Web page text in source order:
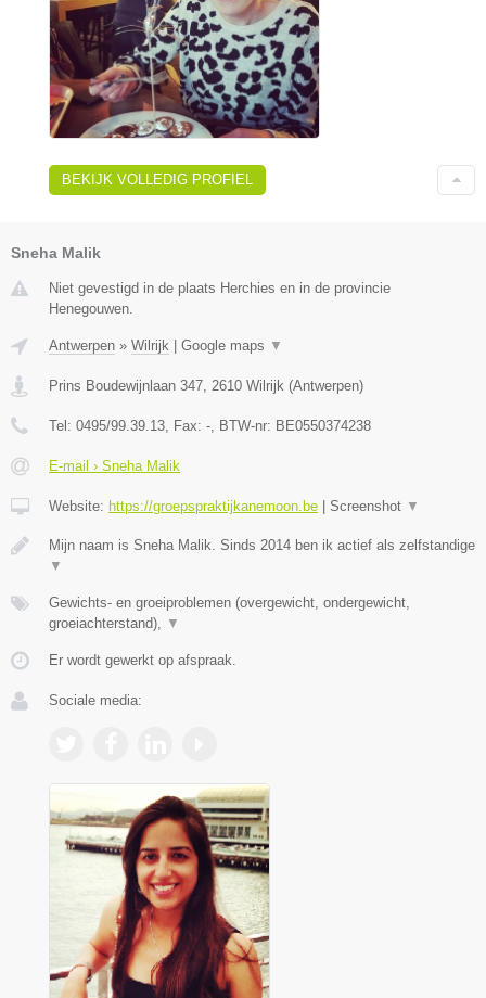
BEKIJK VOLLEDIG PROFIEL
Sneha Malik
Niet gevestigd in de plaats Herchies en in de provincie
Henegouwen.
Antwerpen » Wilrijk Google maps ▼
Prins Boudewijnlaan 347, 2610 Wilrijk (Antwerpen)
Tel: 0495/99.39.13, Fax: -, BTW-nr: BE0550374238
E-mail › Sneha Malik
Website: https://groepspraktijkanemoon.be Screenshot ▼
Mijn naam is Sneha Malik. Sinds 2014 ben ik actief als zelfstandige
▼
Gewichts- en groeiproblemen (overgewicht, ondergewicht,
groeiachterstand), ▼
Er wordt gewerkt op afspraak.
Sociale media: